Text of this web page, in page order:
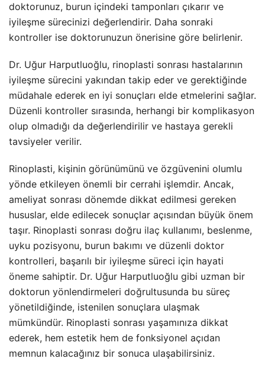
doktorunuz, burun içindeki tamponları çıkarır ve
iyileşme sürecinizi değerlendirir. Daha sonraki
kontroller ise doktorunuzun önerisine göre belirlenir.
Dr. Uğur Harputluoğlu, rinoplasti sonrası hastalarının
iyileşme sürecini yakından takip eder ve gerektiğinde
müdahale ederek en iyi sonuçları elde etmelerini sağlar.
Düzenli kontroller sırasında, herhangi bir komplikasyon
olup olmadığı da değerlendirilir ve hastaya gerekli
tavsiyeler verilir.
Rinoplasti, kişinin görünümünü ve özgüvenini olumlu
yönde etkileyen önemli bir cerrahi işlemdir. Ancak,
ameliyat sonrası dönemde dikkat edilmesi gereken
hususlar, elde edilecek sonuçlar açısından büyük önem
taşır. Rinoplasti sonrası doğru ilaç kullanımı, beslenme,
uyku pozisyonu, burun bakımı ve düzenli doktor
kontrolleri, başarılı bir iyileşme süreci için hayati
öneme sahiptir. Dr. Uğur Harputluoğlu gibi uzman bir
doktorun yönlendirmeleri doğrultusunda bu süreç
yönetildiğinde, istenilen sonuçlara ulaşmak
mümkündür. Rinoplasti sonrası yaşamınıza dikkat
ederek, hem estetik hem de fonksiyonel açıdan
memnun kalacağınız bir sonuca ulaşabilirsiniz.